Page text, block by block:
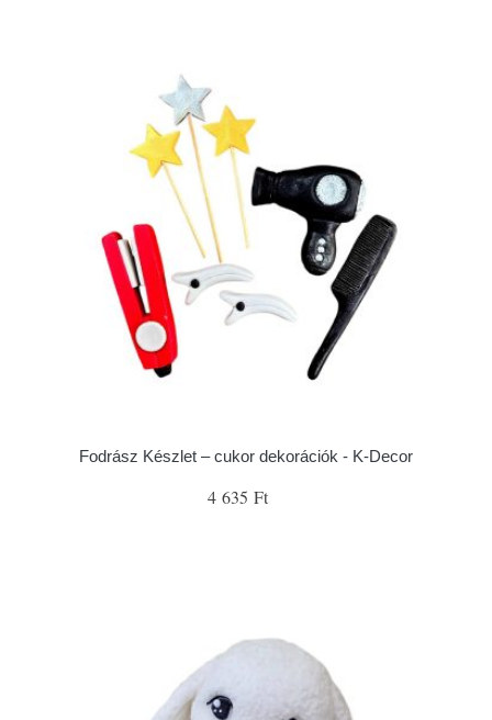
Fodrász Készlet – cukor dekorációk - K-Decor
4 635 Ft